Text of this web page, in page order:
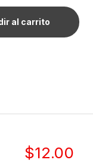
al carrito
$12.00